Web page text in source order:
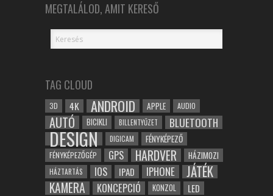
MEGTALÁLOD, AMIT KERESŐ
TAG CLOUD
3D 4K ANDROID APPLE AUDIO
AUTÓ BICIKLI BILLENTYŰZET BLUETOOTH
DESIGN DIGICAM FÉNYKÉPEZŐ
FÉNYKÉPEZŐGÉP GPS HARDVER HÁZIMOZI
HÁZTARTÁS IOS IPAD IPHONE JÁTÉK
KAMERA KONCEPCIÓ KONZOL LED